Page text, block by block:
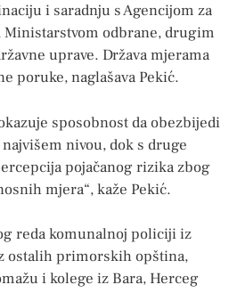
i saradnju s Agencijom za
odbrane, drugim
uprave. Država mjerama
poruke, naglašava Pekić.
sposobnost da obezbijedi
nivou, dok s druge
pojačanog rizika zbog
mjera“, kaže Pekić.
reda komunalnoj policiji iz
ostalih primorskih opština,
i kolege iz Bara, Herceg